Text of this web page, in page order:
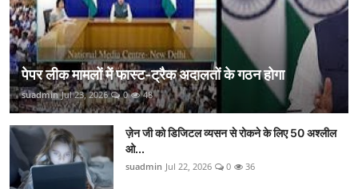
पेपर लीक मामलों में फास्ट-ट्रैक अदालतों के गठन होगा
suadmin Jul 23, 2026 0 48
ज़ेन जी को डिजिटल व्यसन से रोकने के लिए 50 अश्लील
ओ...
suadmin Jul 22, 2026 0 36